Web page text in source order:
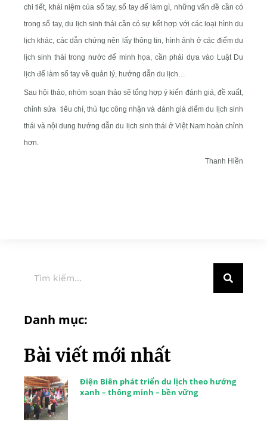
chi tiết, khái niệm của sổ tay, sổ tay để làm gì, những vấn đề cần có
trong sổ tay, du lịch sinh thái cần có sự kết hợp với các loại hình du
lịch khác, các dẫn chứng nên lấy thông tin, hình ảnh ở các điểm du
lịch sinh thái trong nước để minh họa, cần phải dựa vào Luật Du
lịch để làm sổ tay về quản lý, hướng dẫn du lịch…
Sau hội thảo, nhóm soạn thảo sẽ tổng hợp ý kiến đánh giá, đề xuất,
chỉnh sửa tiêu chí, thủ tục công nhận và đánh giá điểm du lịch sinh
thái và nội dung hướng dẫn du lịch sinh thái ở Việt Nam hoàn chỉnh
hơn.
Thanh Hiền
Danh mục:
Bài viết mới nhất
Điện Biên phát triển du lịch theo hướng
xanh – thông minh – bền vững